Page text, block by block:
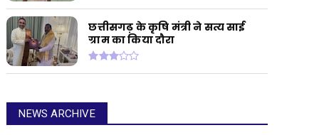
छत्तीसगढ़ के कृषि मंत्री ने सत्य साई
ग्राम का किया दौरा
NEWS ARCHIVE